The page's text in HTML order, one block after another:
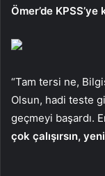
Ömer’de
“Tam tersi ne,
Olsun, hadi teste
geçmeyi başardı.
çok çalışırsın,